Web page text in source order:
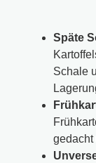
Späte
Schale
gedacht